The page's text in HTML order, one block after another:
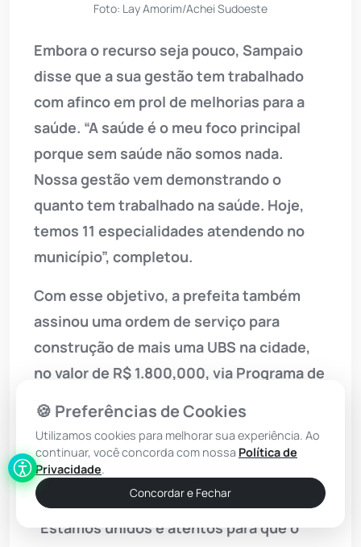
Foto: Lay Amorim/Achei Sudoeste
Embora o recurso seja pouco, Sampaio
disse que a sua gestão tem trabalhado
com afinco em prol de melhorias para a
saúde. “A saúde é o meu foco principal
porque sem saúde não somos nada.
Nossa gestão vem demonstrando o
quanto tem trabalhado na saúde. Hoje,
temos 11 especialidades atendendo no
município”, completou.
Com esse objetivo, a prefeita também
assinou uma ordem de serviço para
construção de mais uma UBS na cidade,
no valor de R$ 1.800,000, via Programa de
Joanina fez questão de agradecer à
parceria com os Governos Estadual e
Federal, que tem sido fundamental para
alavancar o crescimento em Livramento.
“Estamos unidos e atentos para que o
🍪 Preferências de Cookies
Utilizamos cookies para melhorar sua experiência. Ao
continuar, você concorda com nossa Política de
Privacidade.
Concordar e Fechar